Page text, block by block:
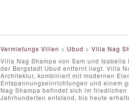
Vermietungs Villen > Ubud > Villa Nag
Villa Nag Shampa von Sam und
der Bergstadt Ubud entfernt liegt. Villa
Architektur, kombiniert mit modernen
Entspannungseinrichtungen und einem
Nag Shampa befindet sich im
Jahrhunderten entstand, bis heute